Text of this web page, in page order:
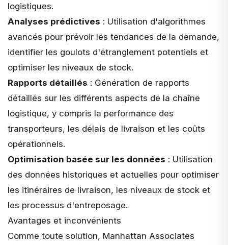
logistiques.
Analyses prédictives : Utilisation d'algorithmes
avancés pour prévoir les tendances de la demande,
identifier les goulots d'étranglement potentiels et
optimiser les niveaux de stock.
Rapports détaillés : Génération de rapports
détaillés sur les différents aspects de la chaîne
logistique, y compris la performance des
transporteurs, les délais de livraison et les coûts
opérationnels.
Optimisation basée sur les données : Utilisation
des données historiques et actuelles pour optimiser
les itinéraires de livraison, les niveaux de stock et
les processus d'entreposage.
Avantages et inconvénients
Comme toute solution, Manhattan Associates